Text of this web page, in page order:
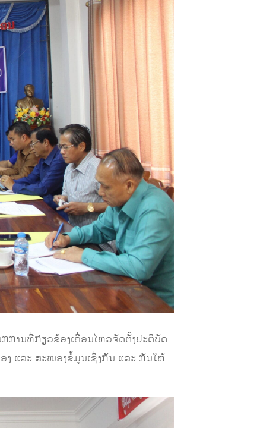
ການທີ່ກ່ຽວຂ້ອງເຄື່ອນໄຫວຈັດຕັ້ງປະຕິບັດ
ງ ແລະ ສະໜອງຂໍ້ມູນເຊິ່ງກັນ ແລະ ກັນໃຫ້